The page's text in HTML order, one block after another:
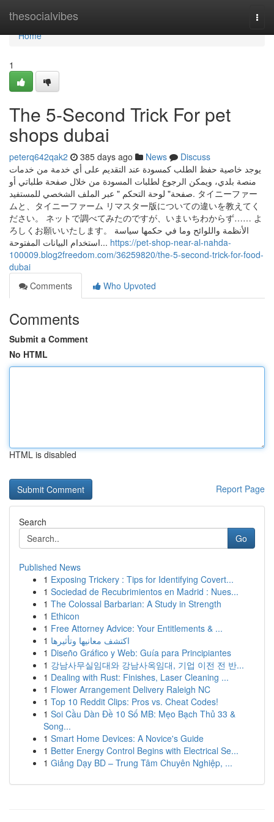
thesocialvibes
Home
Home
1
The 5-Second Trick For pet
shops dubai
peterq642qak2 385 days ago News
Discuss
يوجد خاصية حفظ الطلب كمسودة عند التقديم على أي خدمة من خدمات
منصة بلدي، ويمكن الرجوع لطلبات المسودة من خلال صفحة طلباتي أو
صفحة" لوحة التحكم " عبر الملف الشخصي للمستفيد. タイニーファー
ムと、タイニーファーム リマスター版についての違いを教えてく
ださい。 ネットで調べてみたのですが、いまいちわからず…… よ
ろしくお願いいたします。 الأنظمة واللوائح وما في حكمها سياسة
استخدام البيانات المفتوحة... https://pet-shop-near-al-nahda-
100009.blog2freedom.com/36259820/the-5-second-trick-for-food-
dubai
Comments
Who Upvoted
Comments
Submit a Comment
No HTML
HTML is disabled
Report Page
Search
Go
Published News
1 Exposing Trickery : Tips for Identifying Covert...
1 Sociedad de Recubrimientos en Madrid : Nues...
1 The Colossal Barbarian: A Study in Strength
1 Ethicon
1 Free Attorney Advice: Your Entitlements & ...
1 اكتشف معانيها وتأثيرها
1 Diseño Gráfico y Web: Guía para Principiantes
1 강남사무실임대와 강남사옥임대, 기업 이전 전 반...
1 Dealing with Rust: Finishes, Laser Cleaning ...
1 Flower Arrangement Delivery Raleigh NC
1 Top 10 Reddit Clips: Pros vs. Cheat Codes!
1 Soi Cầu Dàn Đề 10 Số MB: Mẹo Bạch Thủ 33 &
Song...
1 Smart Home Devices: A Novice's Guide
1 Better Energy Control Begins with Electrical Se...
1 Giảng Dạy BD – Trung Tâm Chuyên Nghiệp, ...